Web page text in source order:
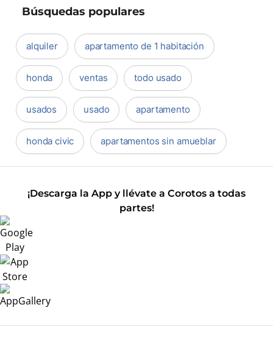
Búsquedas populares
alquiler apartamento de 1 habitación
honda ventas todo usado
usados usado apartamento
honda civic apartamentos sin amueblar
¡Descarga la App y llévate a Corotos a todas
partes!